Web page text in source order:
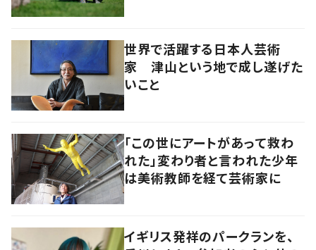
世界で活躍する日本人芸術
家 津山という地で成し遂げた
いこと
「この世にアートがあって救わ
れた」変わり者と言われた少年
は美術教師を経て芸術家に
イギリス発祥のパークランを、